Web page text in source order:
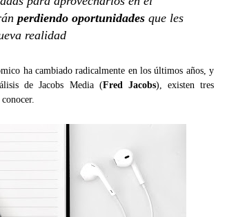
perdiendo oportunidades que les
realidad
ha cambiado radicalmente en los últimos años, y
de Jacobs Media (Fred Jacobs), existen tres